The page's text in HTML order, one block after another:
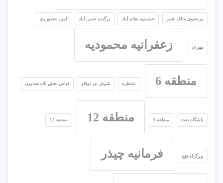
مرتضوی مالک اشتر حشمتیه نظام آباد زرگنده حسن آباد امین حضور ری
مهران زعفرانیه محمودیه
منطقه 6 شاطره شوش تیر دوقلو فیاض بخش باب همایون
باشگاه نفت منطقه 9 منطقه 12 منطقه 22
بزرگراه فتح فرمانیه چیذر